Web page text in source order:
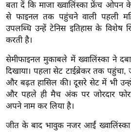
त
ग
डि
या
सा
हि
ज
बता दें कि माजा ख्वालिंस्का फ्रेंच ओपन
से फाइनल तक पहुंचने वाली पहली
उपलब्धि उन्हें टेनिस इतिहास के विशेष
करती है।
सेमीफाइनल मुकाबले में ख्वालिंस्का ने
दिखाया। पहला सेट टाईब्रेकर तक पहुंचा,
और बढ़त हासिल की। दूसरे सेट में भी
और पहले ही मैच अंक पर जोरदार
अपने नाम कर लिया है।
जीत के बाद भावुक नजर आईं